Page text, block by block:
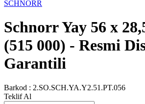
SCHNORR
Schnorr Yay 56 x
(515 000) - Resmi
Garantili
Barkod : 2.SO.SCH.YA.Y2.51.PT.056
Teklif Al